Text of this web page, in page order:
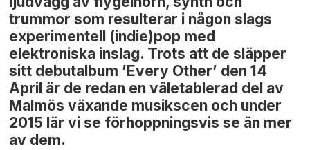
trummor som resulterar i någon slags
experimentell (indie)pop med
elektroniska inslag. Trots att de släpper
sitt debutalbum ’Every Other’ den 14
April är de redan en väletablerad del av
Malmös växande musikscen och under
2015 lär vi se förhoppningsvis se än mer
av dem.